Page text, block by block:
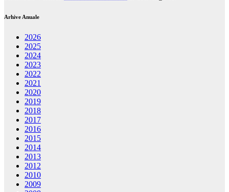
Arhive Anuale
2026
2025
2024
2023
2022
2021
2020
2019
2018
2017
2016
2015
2014
2013
2012
2010
2009